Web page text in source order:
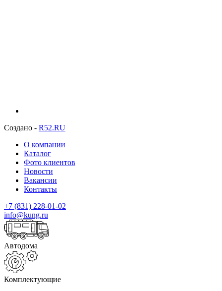
Создано - R52.RU
О компании
Каталог
Фото клиентов
Новости
Вакансии
Контакты
+7 (831) 228-01-02
info@kung.ru
Автодома
Комплектующие